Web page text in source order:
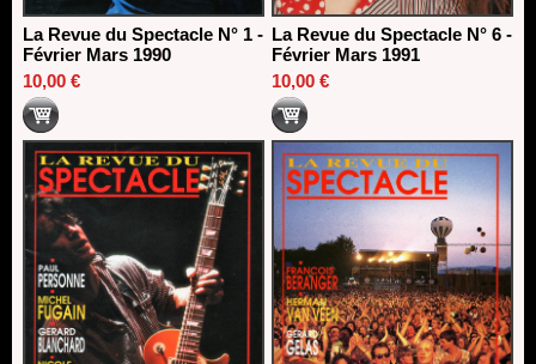
La Revue du Spectacle N° 1 -
Février Mars 1990
10,00 €
La Revue du Spectacle N° 6 -
Février Mars 1991
10,00 €